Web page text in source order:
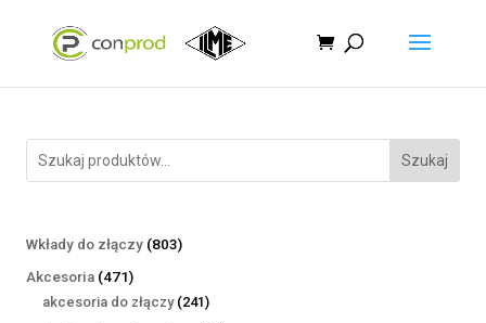
Szukaj
Wkłady do złączy 803803
Akcesoria 471471
produktów
akcesoria do złączy 241241